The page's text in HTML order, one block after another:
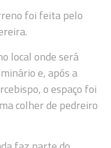
foi feita pelo
local onde será
e, após a
o espaço foi
colher de pedreiro